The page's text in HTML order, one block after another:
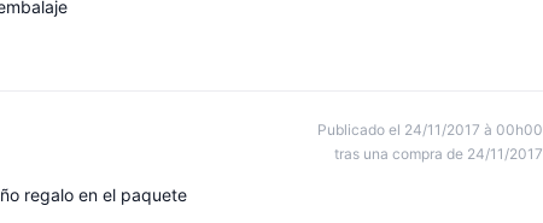
Publicado el 24/11/2017 à 00h00
tras una compra de 24/11/2017
regalo en el paquete